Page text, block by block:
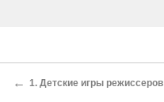
← 1. Детские игры режиссеров